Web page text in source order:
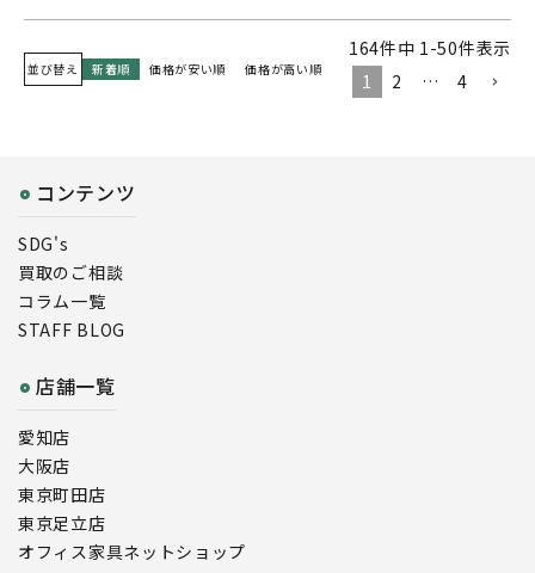
並び替え 新着順 価格が安い順 価格が高い順
164件中 1 -50件表示
1
2 … 4
コンテンツ
SDG's
買取のご相談
コラム一覧
STAFF BLOG
店舗一覧
愛知店
大阪店
東京町田店
東京足立店
オフィス家具ネットショップ